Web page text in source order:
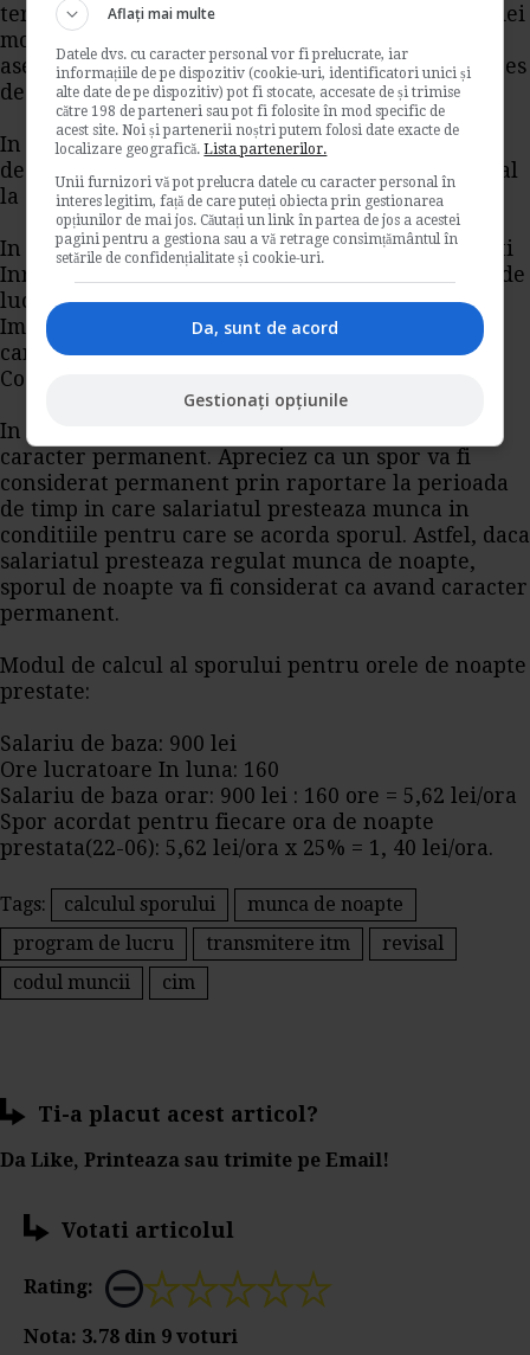
termen de 20 de zile lucratoare de la data aparitiei
modificarii, cu exceptia situatiilor In care o
asemenea modificare este prevazuta In mod expres
de lege.
In consecinta, In termen de 20 de zile lucratoare
de la aparitia modificarii veti Incheia act aditional
la contractul individual de munca.
In registrul general de evidenta a salariatilor veti
Inregistra modificarea repartizarii programului de
lucru cel târziu In ziua lucratoare anterioara
Implinirii termenului de 20 de zile lucratoare In
care aveti obligatia, potrivit art. 17 alin. (5) din
Codul muncii, sa Incheiati actul aditional.
In legislatie nu exista o definitie a sporurilor cu
caracter permanent. Apreciez ca un spor va fi
considerat permanent prin raportare la perioada
de timp in care salariatul presteaza munca in
conditiile pentru care se acorda sporul. Astfel, daca
salariatul presteaza regulat munca de noapte,
sporul de noapte va fi considerat ca avand caracter
permanent.
Modul de calcul al sporului pentru orele de noapte
prestate:
Salariu de baza: 900 lei
Ore lucratoare In luna: 160
Salariu de baza orar: 900 lei : 160 ore = 5,62 lei/ora
Spor acordat pentru fiecare ora de noapte
prestata(22-06): 5,62 lei/ora x 25% = 1, 40 lei/ora.
Tags: calculul sporului
munca de noapte
program de lucru
transmitere itm
revisal
codul muncii
cim
Ti-a placut acest articol?
Da Like, Printeaza sau trimite pe Email!
Votati articolul
Rating:
Nota: 3.78 din 9 voturi
Aflați mai multe
Datele dvs. cu caracter personal vor fi prelucrate, iar
informațiile de pe dispozitiv (cookie-uri, identificatori unici și
alte date de pe dispozitiv) pot fi stocate, accesate de și trimise
către 198 de parteneri sau pot fi folosite în mod specific de
acest site. Noi și partenerii noștri putem folosi date exacte de
localizare geografică.Lista partenerilor.
Unii furnizori vă pot prelucra datele cu caracter personal în
interes legitim, față de care puteți obiecta prin gestionarea
opțiunilor de mai jos. Căutați un link în partea de jos a acestei
pagini pentru a gestiona sau a vă retrage consimțământul în
setările de confidențialitate și cookie-uri.
Da, sunt de acord
Gestionați opțiunile